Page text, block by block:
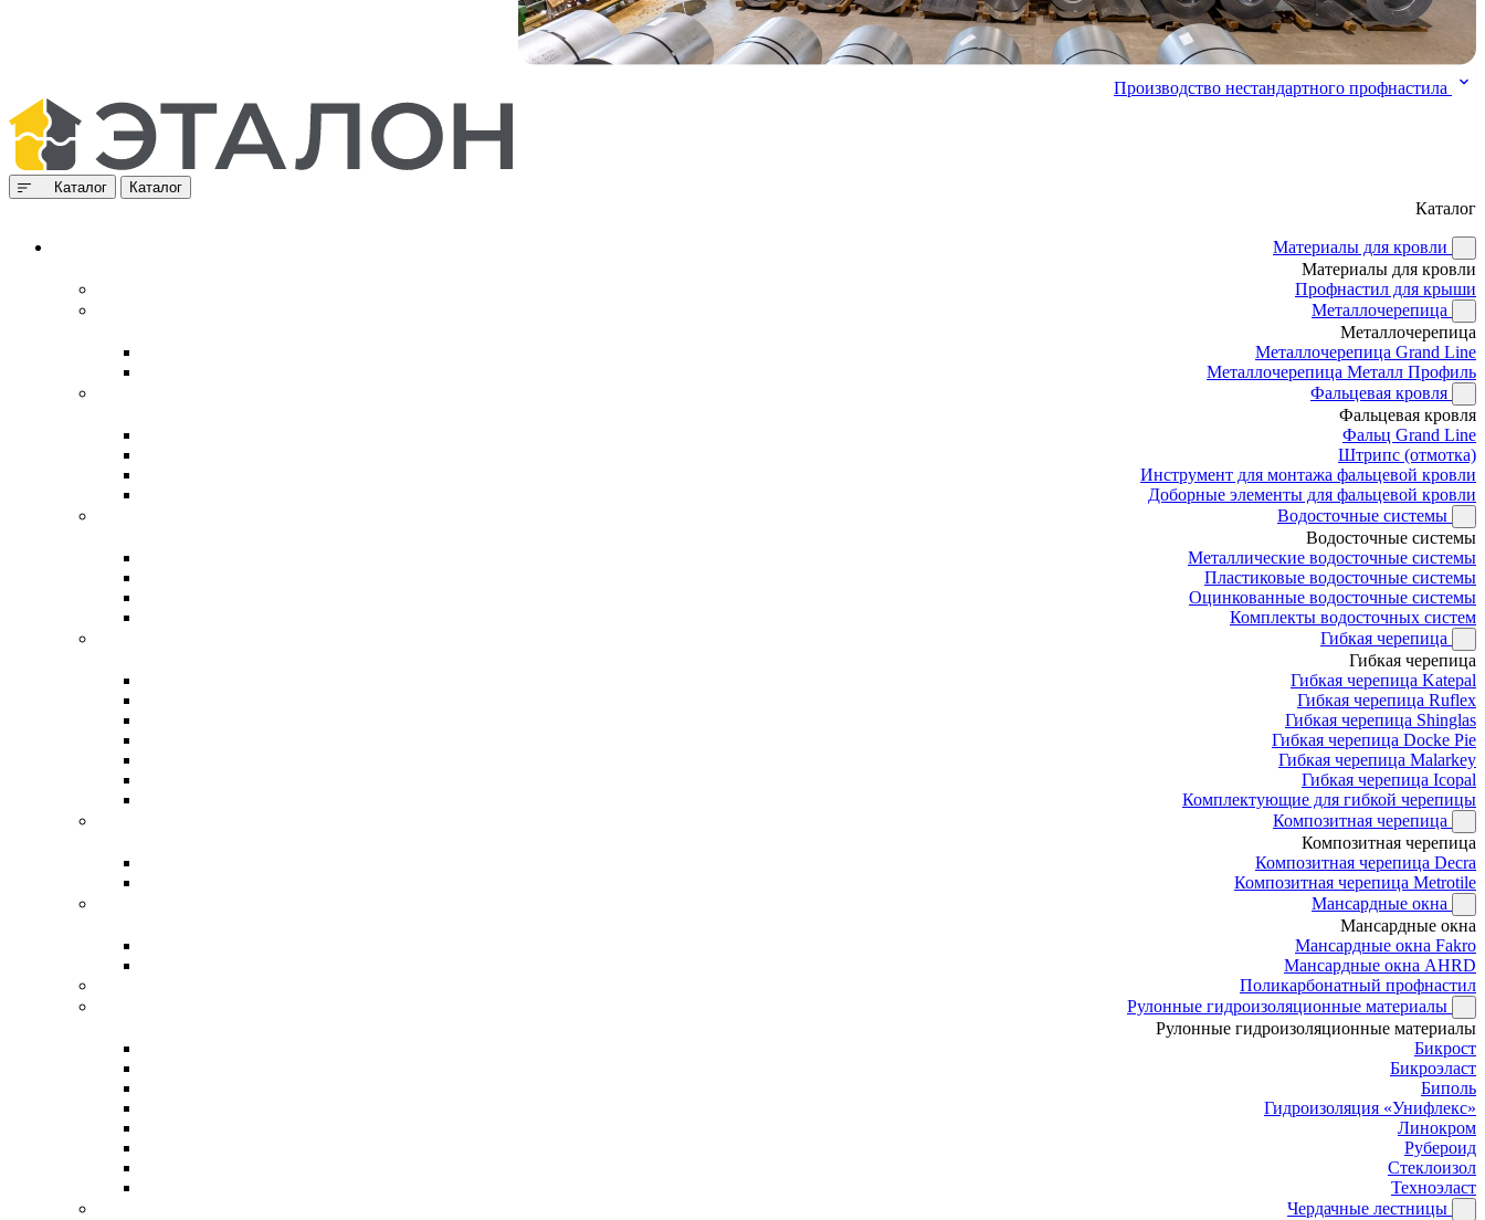
Производство нестандартного профнастила
Каталог Каталог
Каталог
Материалы для кровли
Материалы для кровли
Профнастил для крыши
Металлочерепица
Металлочерепица
Металлочерепица Grand Line
Металлочерепица Металл Профиль
Фальцевая кровля
Фальцевая кровля
Фальц Grand Line
Штрипс (отмотка)
Инструмент для монтажа фальцевой кровли
Доборные элементы для фальцевой кровли
Водосточные системы
Водосточные системы
Металлические водосточные системы
Пластиковые водосточные системы
Оцинкованные водосточные системы
Комплекты водосточных систем
Гибкая черепица
Гибкая черепица
Гибкая черепица Katepal
Гибкая черепица Ruflex
Гибкая черепица Shinglas
Гибкая черепица Docke Pie
Гибкая черепица Malarkey
Гибкая черепица Icopal
Комплектующие для гибкой черепицы
Композитная черепица
Композитная черепица
Композитная черепица Decra
Композитная черепица Metrotile
Мансардные окна
Мансардные окна
Мансардные окна Fakro
Мансардные окна AHRD
Поликарбонатный профнастил
Рулонные гидроизоляционные материалы
Рулонные гидроизоляционные материалы
Бикрост
Бикроэласт
Биполь
Гидроизоляция «Унифлекс»
Линокром
Рубероид
Стеклоизол
Техноэласт
Чердачные лестницы